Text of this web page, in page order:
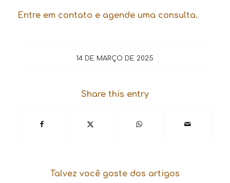
Entre em contato e agende uma consulta.
14 DE MARÇO DE 2025
Share this entry
Talvez você goste dos artigos